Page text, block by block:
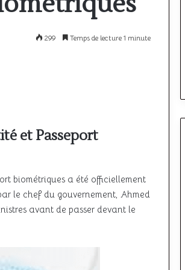
299 Temps de lecture 1 minute
et Passeport
biométriques a été officiellement
le chef du gouvernement, Ahmed
avant de passer devant le
à
l’étranger
comparatif
12 mai 2026